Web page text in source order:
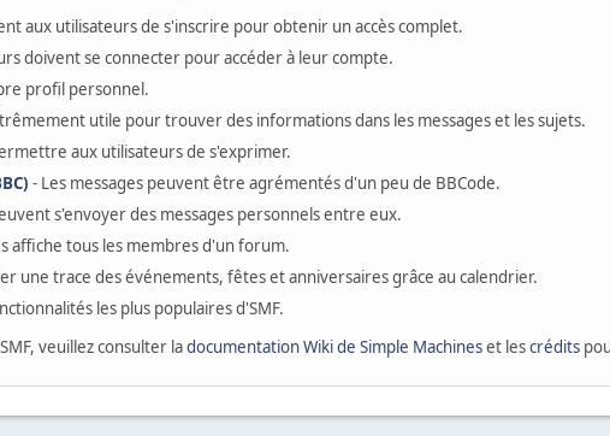
aux utilisateurs de s'inscrire pour obtenir un accès complet.
doivent se connecter pour accéder à leur compte.
profil personnel.
utile pour trouver des informations dans les messages et les sujets.
aux utilisateurs de s'exprimer.
- Les messages peuvent être agrémentés d'un peu de BBCode.
s'envoyer des messages personnels entre eux.
affiche tous les membres d'un forum.
une trace des événements, fêtes et anniversaires grâce au calendrier.
les plus populaires d'SMF.
veuillez consulter ladocumentation Wiki de Simple Machineset lescrédits